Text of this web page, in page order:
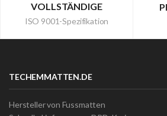
VOLLSTÄNDIGE
ISO 9001-Spezifikation
TECHEMMATTEN.DE
Hersteller von Fussmatten